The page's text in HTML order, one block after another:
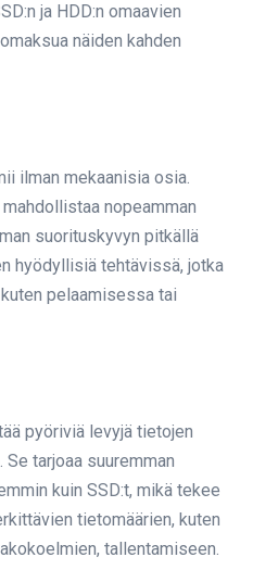
ja HDD:n omaavien
näiden kahden
ilman mekaanisia osia.
nopeamman
suorituskyvyn pitkällä
hyödyllisiä tehtävissä, jotka
pelaamisessa tai
pyöriviä levyjä tietojen
tarjoaa suuremman
kuin SSD:t, mikä tekee
tietomäärien, kuten
tallentamiseen.